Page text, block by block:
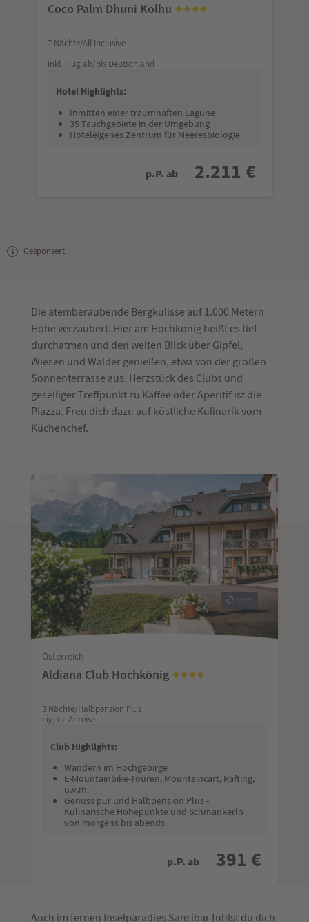
Coco Palm Dhuni Kolhu
7 Nächte/All Inclusive
inkl. Flug ab/bis Deutschland
Hotel Highlights:
Inmitten einer traumhaften Lagune
35 Tauchgebiete in der Umgebung
Hoteleigenes Zentrum für Meeresbiologie
p.P. ab 2.211 €
Gesponsert
Die atemberaubende Bergkulisse auf 1.000 Metern
Höhe verzaubert. Hier am Hochkönig heißt es tief
durchatmen und den weiten Blick über Gipfel,
Wiesen und Wälder genießen, etwa von der großen
Sonnenterrasse aus. Herzstück des Clubs und
geselliger Treffpunkt zu Kaffee oder Aperitif ist die
Piazza. Freu dich dazu auf köstliche Kulinarik vom
Küchenchef.
Österreich
Aldiana Club Hochkönig
3 Nächte/Halbpension Plus
eigene Anreise
Club Highlights:
Wandern im Hochgebirge
E-Mountainbike-Touren, Mountaincart, Rafting,
u.v.m.
Genuss pur und Halbpension Plus -
Kulinarische Höhepunkte und Schmankerln
von morgens bis abends.
p.P. ab 391 €
Auch im fernen Inselparadies Sansibar fühlst du dich